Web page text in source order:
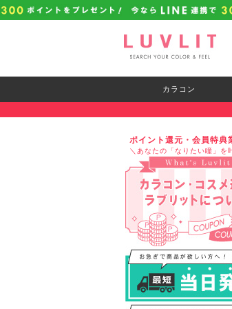
カラコン
ポイント還元・会員特典
＼あなたの「なりたい瞳」を